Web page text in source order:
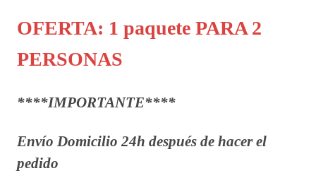
OFERTA: 1 paquete PARA 2
PERSONAS
****IMPORTANTE****
Envío Domicilio 24h después de hacer el
pedido